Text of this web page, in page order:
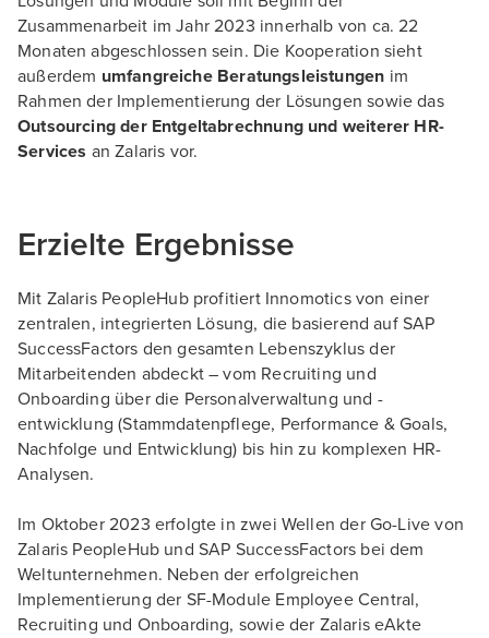
Zusammenarbeit im Jahr 2023 innerhalb von ca. 22
Monaten abgeschlossen sein. Die Kooperation sieht
außerdem umfangreiche Beratungsleistungen im
Rahmen der Implementierung der Lösungen sowie das
Outsourcing der Entgeltabrechnung und weiterer HR-
Services an Zalaris vor.
Erzielte Ergebnisse
Mit Zalaris PeopleHub profitiert Innomotics von einer
zentralen, integrierten Lösung, die basierend auf SAP
SuccessFactors den gesamten Lebenszyklus der
Mitarbeitenden abdeckt – vom Recruiting und
Onboarding über die Personalverwaltung und -
entwicklung (Stammdatenpflege, Performance & Goals,
Nachfolge und Entwicklung) bis hin zu komplexen HR-
Analysen.
Im Oktober 2023 erfolgte in zwei Wellen der Go-Live von
Zalaris PeopleHub und SAP SuccessFactors bei dem
Weltunternehmen. Neben der erfolgreichen
Implementierung der SF-Module Employee Central,
Recruiting und Onboarding, sowie der Zalaris eAkte